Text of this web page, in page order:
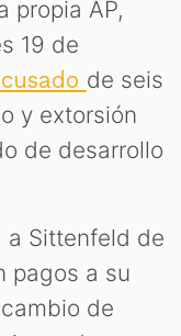
propia AP,
19 de
de seis
y extorsión
de desarrollo
a Sittenfeld de
pagos a su
de